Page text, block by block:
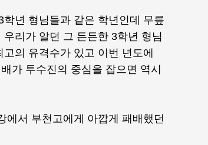
년 형님들과 같은 학년인데 무릎
리가 알던 그 든든한 3학년 형님
의 유격수가 있고 이번 년도에
가 투수진의 중심을 잡으면 역시
에서 부천고에게 아깝게 패배했던